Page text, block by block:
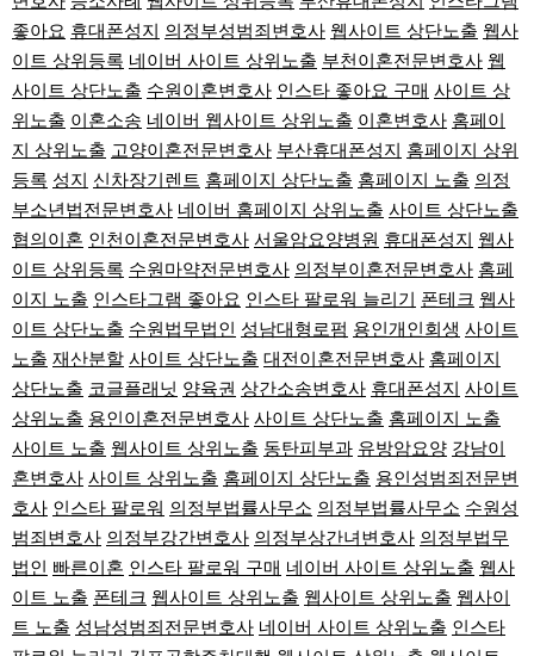
좋아요 휴대폰성지 의정부성범죄변호사 웹사이트 상단노출 웹사
이트 상위등록 네이버 사이트 상위노출 부천이혼전문변호사 웹
사이트 상단노출 수원이혼변호사 인스타 좋아요 구매 사이트 상
위노출 이혼소송 네이버 웹사이트 상위노출 이혼변호사 홈페이
지 상위노출 고양이혼전문변호사 부산휴대폰성지
홈페이지 상위
등록 성지 신차장기렌트 홈페이지 상단노출 홈페이지 노출 의정
부소년법전문변호사 네이버 홈페이지 상위노출 사이트 상단노출
협의이혼 인천이혼전문변호사 서울암요양병원 휴대폰성지
웹사
이트 상위등록 수원마약전문변호사 의정부이혼전문변호사 홈페
이지 노출 인스타그램 좋아요 인스타 팔로워 늘리기 폰테크 웹사
이트 상단노출 수원법무법인 성남대형로펌 용인개인회생 사이트
노출 재산분할 사이트 상단노출 대전이혼전문변호사 홈페이지
상단노출 코글플래닛 양육권 상간소송변호사 휴대폰성지 사이트
상위노출 용인이혼전문변호사 사이트 상단노출 홈페이지 노출
사이트 노출 웹사이트 상위노출 동탄피부과 유방암요양 강남이
혼변호사 사이트 상위노출 홈페이지 상단노출 용인성범죄전문변
호사 인스타 팔로워 의정부법률사무소 의정부법률사무소 수원성
범죄변호사 의정부강간변호사 의정부상간녀변호사 의정부법무
법인
빠른이혼 인스타 팔로워 구매 네이버 사이트 상위노출 웹사
이트 노출 폰테크 웹사이트 상위노출 웹사이트 상위노출 웹사이
트 노출 성남성범죄전문변호사 네이버 사이트 상위노출 인스타